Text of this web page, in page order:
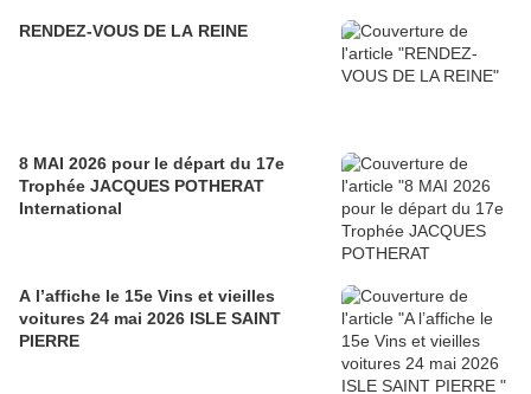
RENDEZ-VOUS DE LA REINE
8 MAI 2026 pour le départ du 17e
Trophée JACQUES POTHERAT
International
A l’affiche le 15e Vins et vieilles
voitures 24 mai 2026 ISLE SAINT
PIERRE